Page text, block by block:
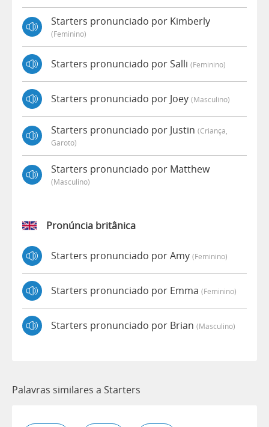
Starters pronunciado por Kimberly
(feminino)
Starters pronunciado por Salli (feminino)
Starters pronunciado por Joey (masculino)
Starters pronunciado por Justin (criança,
Garoto)
Starters pronunciado por Matthew
(masculino)
Pronúncia britânica
Starters pronunciado por Amy (feminino)
Starters pronunciado por Emma (feminino)
Starters pronunciado por Brian (masculino)
Palavras similares a Starters